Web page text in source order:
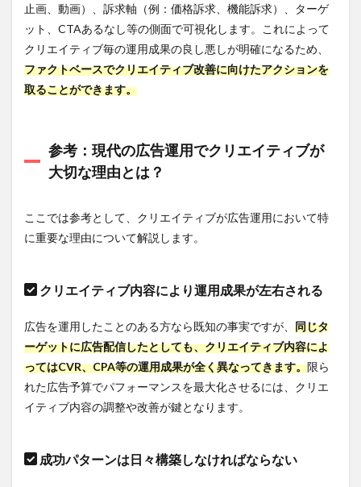
7.3.4
URL
7.4
glu（グ
ルー）
7.4.2
CRALY
7.4.3
こんな
め！
URL
8
自社
に合
広告
作成
止画、動画）、訴求軸（例：価格訴求、機能訴求）、ターゲ
ット、CTAあるなし等の側面で可視化します。これによって
クリエイティブ毎の運用成果の良し悪しが明確になるため、
ファクトベースでクリエイティブ改善に向けたアクションを
取ることができます。
参考：現代の広告運用でクリエイティブが
大切な理由とは？
ここでは参考として、クリエイティブが広告運用において特
に重要な理由について解説します。
クリエイティブ内容により運用成果が左右される
広告を運用したことのある方なら既知の事実ですが、 同じタ
ーゲットに広告配信したとしても、クリエイティブ内容によ
ってはCVR、CPA等の運用成果が全く異なってきます。限ら
れた広告予算でパフォーマンスを最大化させるには、クリエ
イティブ内容の調整や改善が鍵となります。
成功パターンは日々構築しなければならない